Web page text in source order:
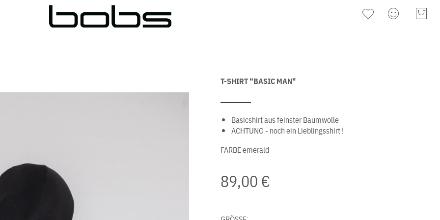
T-SHIRT “BASIC MAN"
Basicshirt aus feinster Baumwolle
ACHTUNG - noch ein Lieblingsshirt !
FARBEemerald
89,00 €